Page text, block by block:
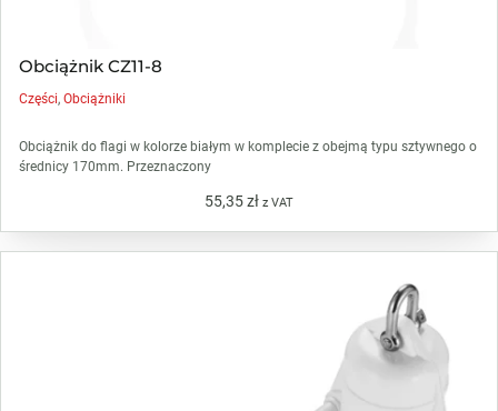
Obciążnik CZ11-8
Części,Obciążniki
Obciążnik do flagi w kolorze białym w komplecie z obejmą typu sztywnego o
średnicy 170mm. Przeznaczony
55,35zł z VAT